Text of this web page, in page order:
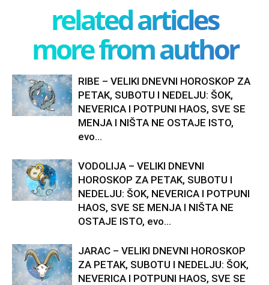
related articles
more from author
RIBE – VELIKI DNEVNI HOROSKOP ZA
PETAK, SUBOTU I NEDELJU: ŠOK,
NEVERICA I POTPUNI HAOS, SVE SE
MENJA I NIŠTA NE OSTAJE ISTO,
evo...
VODOLIJA – VELIKI DNEVNI
HOROSKOP ZA PETAK, SUBOTU I
NEDELJU: ŠOK, NEVERICA I POTPUNI
HAOS, SVE SE MENJA I NIŠTA NE
OSTAJE ISTO, evo...
JARAC – VELIKI DNEVNI HOROSKOP
ZA PETAK, SUBOTU I NEDELJU: ŠOK,
NEVERICA I POTPUNI HAOS, SVE SE